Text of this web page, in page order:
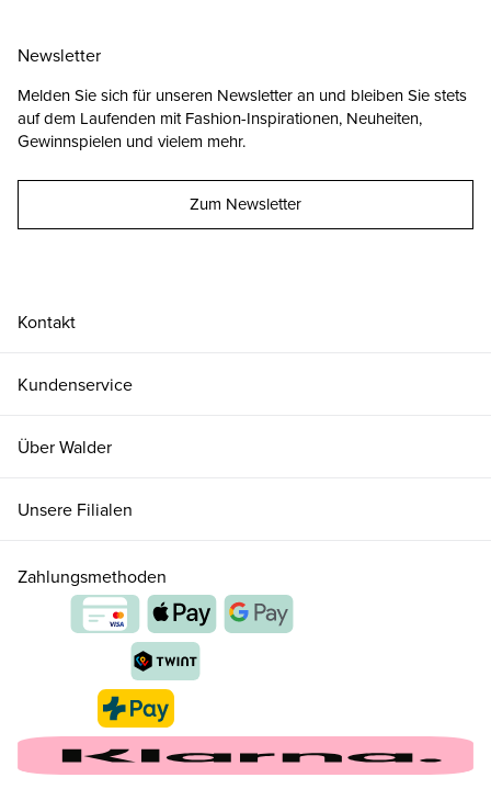
Kontakt
Kundenservice
Über Walder
Unsere Filialen
Newsletter
Melden Sie sich für unseren Newsletter an und bleiben Sie stets
auf dem Laufenden mit Fashion-Inspirationen, Neuheiten,
Gewinnspielen und vielem mehr.
Zum Newsletter
Zahlungsmethoden